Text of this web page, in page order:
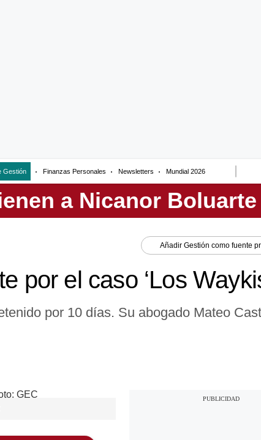
Gestión Finanzas Personales Newsletters Mundial 2026
Añadir Gestión como fuente
por el caso ‘Los
por 10 días. Su abogado Mateo